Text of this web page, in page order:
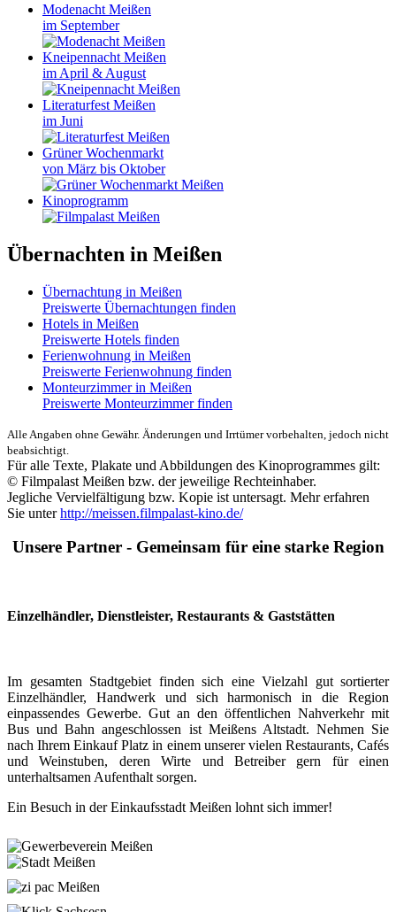
Modenacht Meißen
im September
Kneipennacht Meißen
im April & August
Literaturfest Meißen
im Juni
Grüner Wochenmarkt
von März bis Oktober
Kinoprogramm
Übernachten in Meißen
Übernachtung in Meißen
Preiswerte Übernachtungen finden
Hotels in Meißen
Preiswerte Hotels finden
Ferienwohnung in Meißen
Preiswerte Ferienwohnung finden
Monteurzimmer in Meißen
Preiswerte Monteurzimmer finden
Alle Angaben ohne Gewähr. Änderungen und Irrtümer vorbehalten, jedoch nicht
beabsichtigt.
Für alle Texte, Plakate und Abbildungen des Kinoprogrammes gilt:
© Filmpalast Meißen bzw. der jeweilige Rechteinhaber.
Jegliche Vervielfältigung bzw. Kopie ist untersagt. Mehr erfahren
Sie unterhttp://meissen.filmpalast-kino.de/
Unsere Partner - Gemeinsam für eine starke Region
Einzelhändler, Dienstleister, Restaurants & Gaststätten
Im gesamten Stadtgebiet finden sich eine Vielzahl gut sortierter
Einzelhändler, Handwerk und sich harmonisch in die Region
einpassendes Gewerbe. Gut an den öffentlichen Nahverkehr mit
Bus und Bahn angeschlossen ist Meißens Altstadt. Nehmen Sie
nach Ihrem Einkauf Platz in einem unserer vielen Restaurants, Cafés
und Weinstuben, deren Wirte und Betreiber gern für einen
unterhaltsamen Aufenthalt sorgen.
Ein Besuch in der Einkaufsstadt Meißen lohnt sich immer!